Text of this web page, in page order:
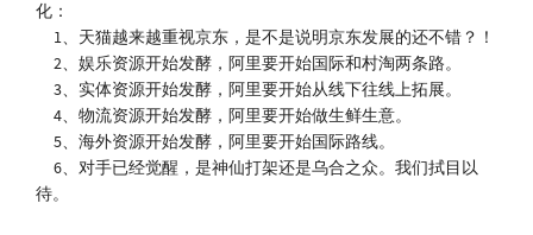
化：
1、天猫越来越重视京东，是不是说明京东发展的还不错？！
2、娱乐资源开始发酵，阿里要开始国际和村淘两条路。
3、实体资源开始发酵，阿里要开始从线下往线上拓展。
4、物流资源开始发酵，阿里要开始做生鲜生意。
5、海外资源开始发酵，阿里要开始国际路线。
6、对手已经觉醒，是神仙打架还是乌合之众。我们拭目以
待。